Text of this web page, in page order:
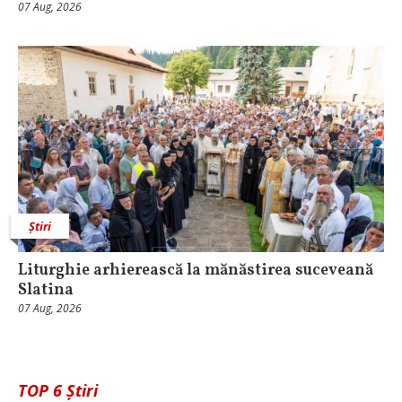
07 Aug, 2026
Știri
Liturghie arhierească la mănăstirea suceveană
Slatina
07 Aug, 2026
TOP 6 Știri